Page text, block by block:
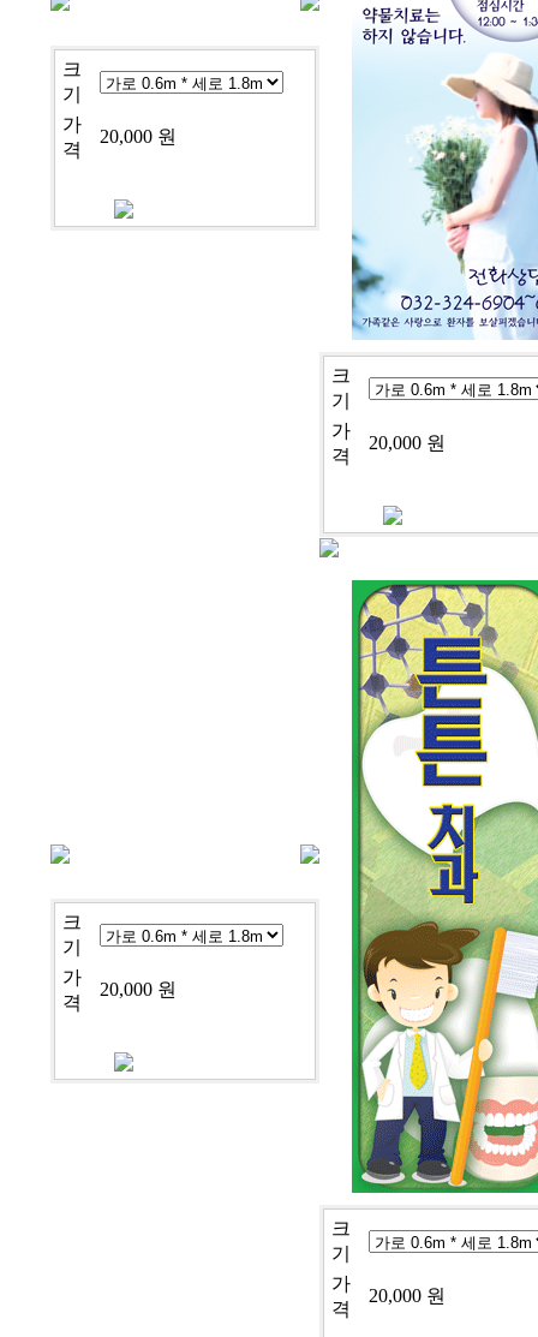
크
기
가
격
20,000 원
크
기
가
격
20,000 원
크
기
가
격
20,000 원
크
기
가
격
20,000 원